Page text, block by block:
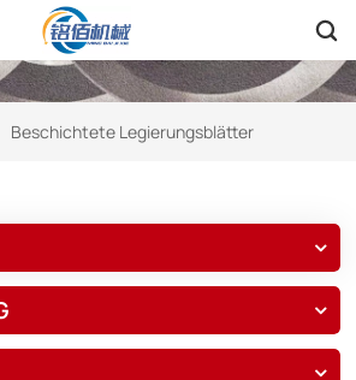
Beschichtete Legierungsblätter